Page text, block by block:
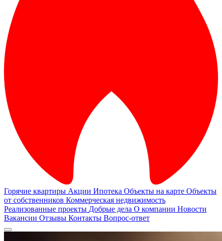
Горячие квартиры Акции Ипотека Объекты на карте Объекты
от собственников Коммерческая недвижимость
Реализованные проекты Добрые дела О компании Новости
Вакансии Отзывы Контакты Вопрос-ответ